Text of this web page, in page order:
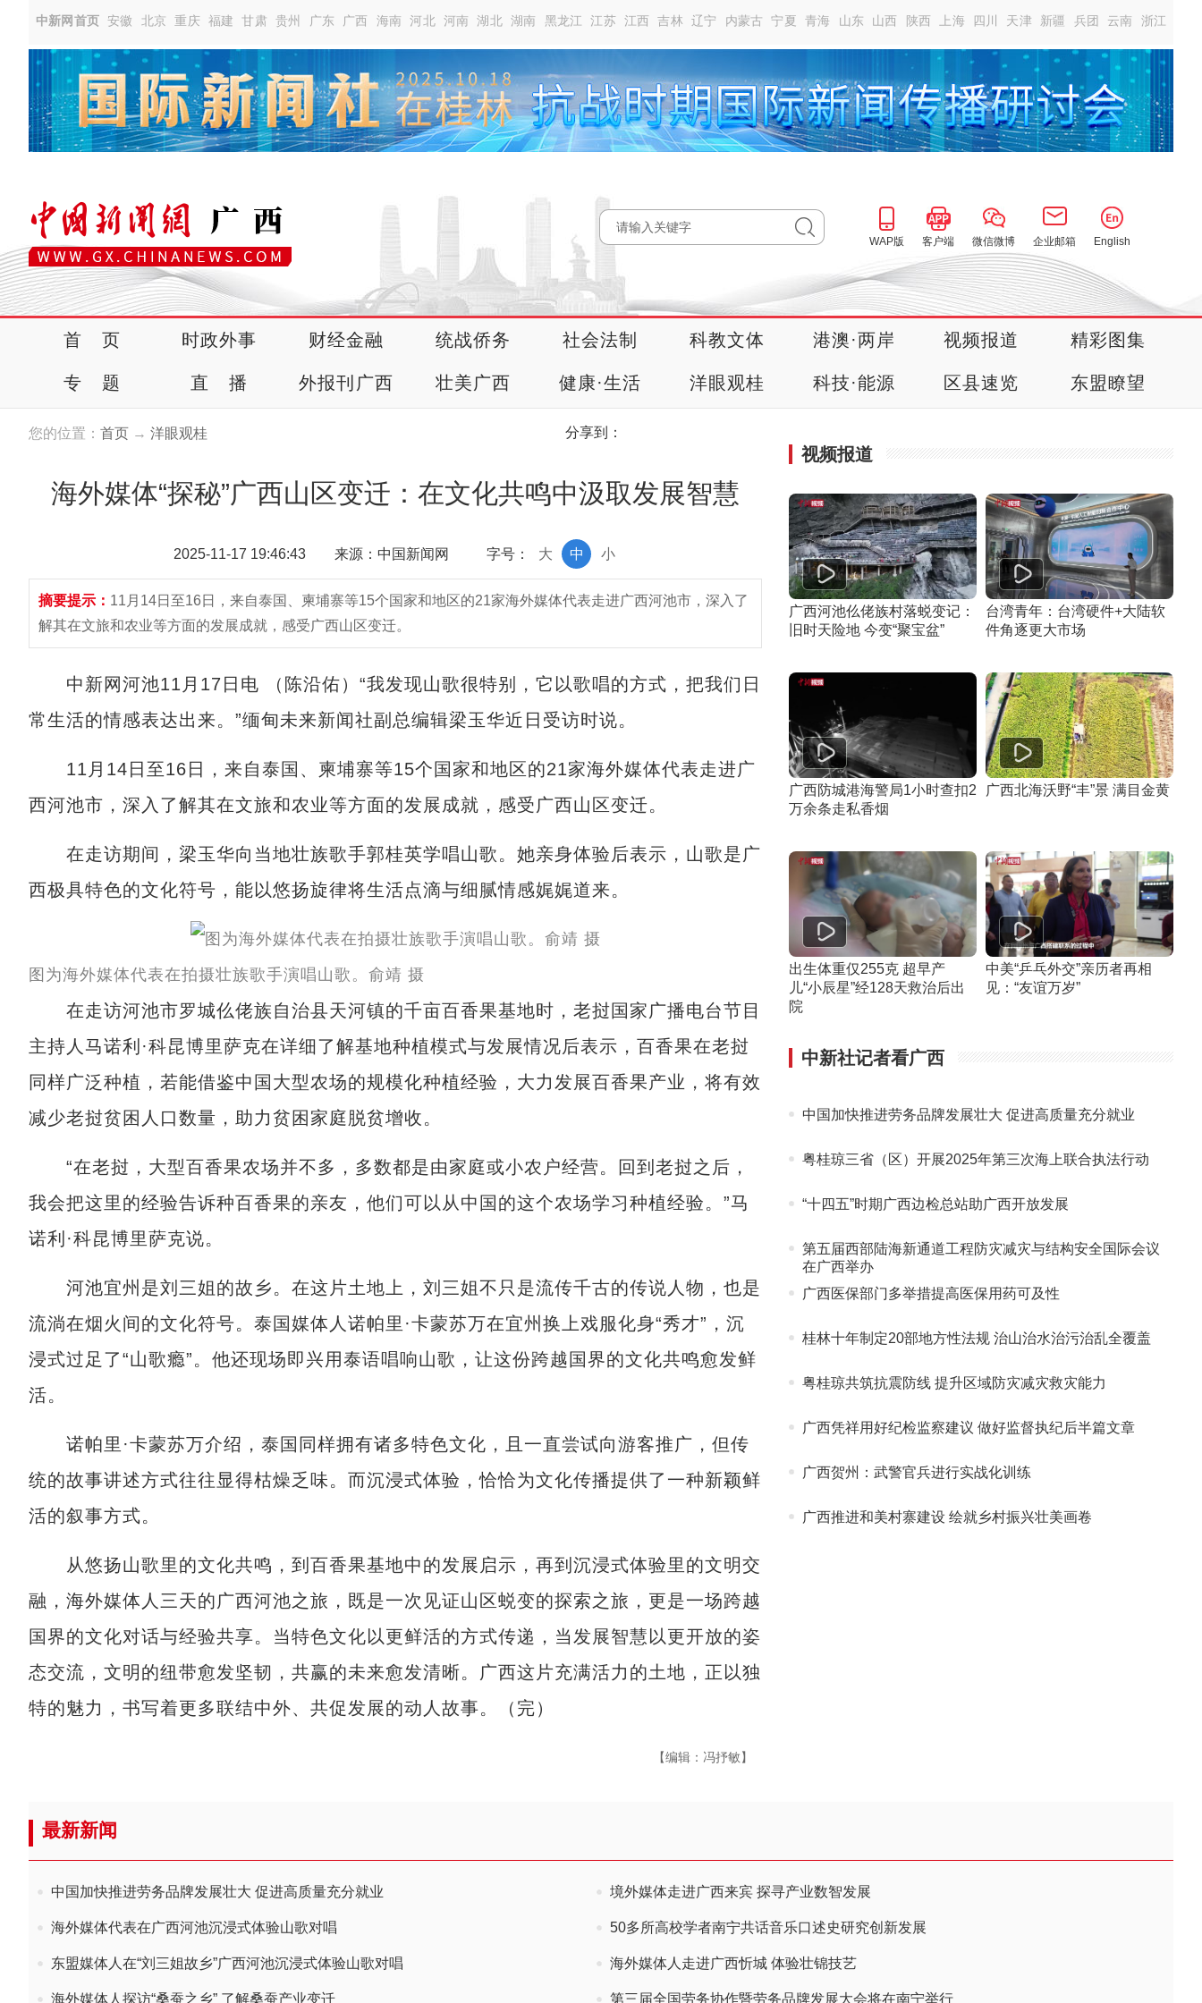
中新网首页 安徽 北京 重庆 福建 甘肃 贵州 广东 广西 海南 河北 河南 湖北 湖南 黑龙江 江苏 江西 吉林 辽宁 内蒙古 宁夏 青海 山东 山西 陕西 上海 四川 天津 新疆 兵团 云南 浙江
WAP版 客户端 微信微博 企业邮箱 English
首 页 时政外事 财经金融 统战侨务 社会法制 科教文体 港澳·两岸 视频报道 精彩图集
专 题 直 播 外报刊广西 壮美广西 健康·生活 洋眼观桂 科技·能源 区县速览 东盟瞭望
您的位置： 首页 → 洋眼观桂 分享到：
海外媒体“探秘”广西山区变迁：在文化共鸣中汲取发展智慧
2025-11-17 19:46:43 来源：中国新闻网 字号： 小
中
大
摘要提示： 11月14日至16日，来自泰国、柬埔寨等15个国家和地区的21家海外媒体代表走进广西河池市，深入了
解其在文旅和农业等方面的发展成就，感受广西山区变迁。
中新网河池11月17日电 （陈沿佑）“我发现山歌很特别，它以歌唱的方式，把我们日
常生活的情感表达出来。”缅甸未来新闻社副总编辑梁玉华近日受访时说。
11月14日至16日，来自泰国、柬埔寨等15个国家和地区的21家海外媒体代表走进广
西河池市，深入了解其在文旅和农业等方面的发展成就，感受广西山区变迁。
在走访期间，梁玉华向当地壮族歌手郭桂英学唱山歌。她亲身体验后表示，山歌是广
西极具特色的文化符号，能以悠扬旋律将生活点滴与细腻情感娓娓道来。
图为海外媒体代表在拍摄壮族歌手演唱山歌。俞靖 摄
在走访河池市罗城仫佬族自治县天河镇的千亩百香果基地时，老挝国家广播电台节目
主持人马诺利·科昆博里萨克在详细了解基地种植模式与发展情况后表示，百香果在老挝
同样广泛种植，若能借鉴中国大型农场的规模化种植经验，大力发展百香果产业，将有效
减少老挝贫困人口数量，助力贫困家庭脱贫增收。
“在老挝，大型百香果农场并不多，多数都是由家庭或小农户经营。回到老挝之后，
我会把这里的经验告诉种百香果的亲友，他们可以从中国的这个农场学习种植经验。”马
诺利·科昆博里萨克说。
河池宜州是刘三姐的故乡。在这片土地上，刘三姐不只是流传千古的传说人物，也是
流淌在烟火间的文化符号。泰国媒体人诺帕里·卡蒙苏万在宜州换上戏服化身“秀才”，沉
浸式过足了“山歌瘾”。他还现场即兴用泰语唱响山歌，让这份跨越国界的文化共鸣愈发鲜
活。
诺帕里·卡蒙苏万介绍，泰国同样拥有诸多特色文化，且一直尝试向游客推广，但传
统的故事讲述方式往往显得枯燥乏味。而沉浸式体验，恰恰为文化传播提供了一种新颖鲜
活的叙事方式。
从悠扬山歌里的文化共鸣，到百香果基地中的发展启示，再到沉浸式体验里的文明交
融，海外媒体人三天的广西河池之旅，既是一次见证山区蜕变的探索之旅，更是一场跨越
国界的文化对话与经验共享。当特色文化以更鲜活的方式传递，当发展智慧以更开放的姿
态交流，文明的纽带愈发坚韧，共赢的未来愈发清晰。广西这片充满活力的土地，正以独
特的魅力，书写着更多联结中外、共促发展的动人故事。（完）
【编辑：冯抒敏】
视频报道
广西河池仫佬族村落蜕变记：
旧时天险地 今变“聚宝盆”
台湾青年：台湾硬件+大陆软
件角逐更大市场
广西防城港海警局1小时查扣2
万余条走私香烟
广西北海沃野“丰”景 满目金黄
出生体重仅255克 超早产
儿“小辰星”经128天救治后出
院
中美“乒乓外交”亲历者再相
见：“友谊万岁”
中新社记者看广西
中国加快推进劳务品牌发展壮大 促进高质量充分就业
粤桂琼三省（区）开展2025年第三次海上联合执法行动
“十四五”时期广西边检总站助广西开放发展
第五届西部陆海新通道工程防灾减灾与结构安全国际会议
在广西举办
广西医保部门多举措提高医保用药可及性
桂林十年制定20部地方性法规 治山治水治污治乱全覆盖
粤桂琼共筑抗震防线 提升区域防灾减灾救灾能力
广西凭祥用好纪检监察建议 做好监督执纪后半篇文章
广西贺州：武警官兵进行实战化训练
广西推进和美村寨建设 绘就乡村振兴壮美画卷
最新新闻
中国加快推进劳务品牌发展壮大 促进高质量充分就业 境外媒体走进广西来宾 探寻产业数智发展
海外媒体代表在广西河池沉浸式体验山歌对唱 50多所高校学者南宁共话音乐口述史研究创新发展
东盟媒体人在“刘三姐故乡”广西河池沉浸式体验山歌对唱 海外媒体人走进广西忻城 体验壮锦技艺
海外媒体人探访“桑蚕之乡” 了解桑蚕产业变迁 第三届全国劳务协作暨劳务品牌发展大会将在南宁举行